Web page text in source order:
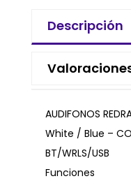
Descripción
AUDIFONOS
White / Blue –
BT/WRLS/USB
Funciones